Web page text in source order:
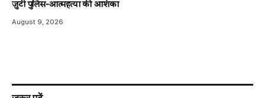
जुटी पुलिस-आत्महत्या की आशंका
August 9, 2026